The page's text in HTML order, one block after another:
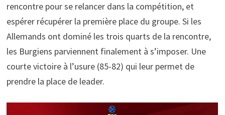
rencontre pour se relancer dans la compétition, et
espérer récupérer la première place du groupe. Si les
Allemands ont dominé les trois quarts de la rencontre,
les Burgiens parviennent finalement à s’imposer. Une
courte victoire à l’usure (85-82) qui leur permet de
prendre la place de leader.